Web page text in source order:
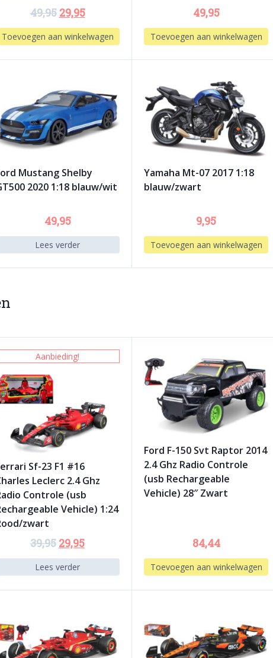
49,95 29,95
Toevoegen aan winkelwagen
49,95
Toevoegen aan winkelwagen
Mustang Shelby
2020 1:18 blauw/wit
49,95
Lees verder
Yamaha Mt-07 2017 1:18
blauw/zwart
9,95
Toevoegen aan winkelwagen
Aanbieding!
Sf-23 F1 #16
Leclerc 2.4 Ghz
Controle (usb
Vehicle) 1:24
zwart
39,95 29,95
Lees verder
Ford F-150 Svt Raptor 2014
2.4 Ghz Radio Controle
(usb Rechargeable
Vehicle) 28″ Zwart
84,44
Toevoegen aan winkelwagen